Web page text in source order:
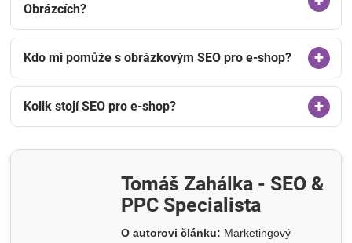
Obrázcích?
Kdo mi pomůže s obrázkovým SEO pro e-shop?
Kolik stojí SEO pro e-shop?
Tomáš Zahálka - SEO &
PPC Specialista
O autorovi článku: Marketingový